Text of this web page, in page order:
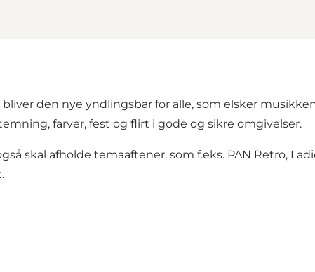
bliver den nye yndlingsbar for alle, som elsker
farver, fest og flirt i gode og sikre omgivelser.
skal afholde temaaftener, som f.eks. PAN Retro,